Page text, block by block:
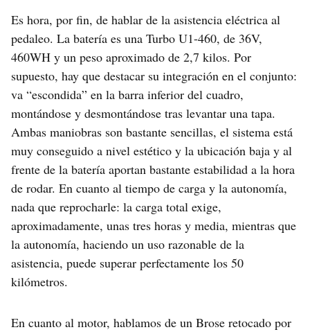
Es hora, por fin, de hablar de la asistencia eléctrica al
pedaleo. La batería es una Turbo U1-460, de 36V,
460WH y un peso aproximado de 2,7 kilos. Por
supuesto, hay que destacar su integración en el conjunto:
va “escondida” en la barra inferior del cuadro,
montándose y desmontándose tras levantar una tapa.
Ambas maniobras son bastante sencillas, el sistema está
muy conseguido a nivel estético y la ubicación baja y al
frente de la batería aportan bastante estabilidad a la hora
de rodar. En cuanto al tiempo de carga y la autonomía,
nada que reprocharle: la carga total exige,
aproximadamente, unas tres horas y media, mientras que
la autonomía, haciendo un uso razonable de la
asistencia, puede superar perfectamente los 50
kilómetros.
En cuanto al motor, hablamos de un Brose retocado por